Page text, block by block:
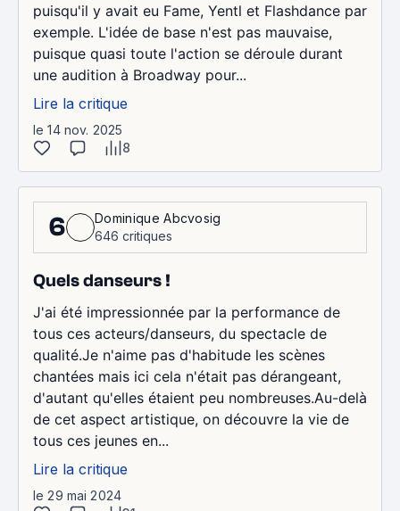
puisqu'il y avait eu Fame, Yentl et Flashdance par
exemple. L'idée de base n'est pas mauvaise,
puisque quasi toute l'action se déroule durant
une audition à Broadway pour...
Lire la critique
le 14 nov. 2025
8
6
Dominique Abcvosig
646 critiques
Quels danseurs !
J'ai été impressionnée par la performance de
tous ces acteurs/danseurs, du spectacle de
qualité.Je n'aime pas d'habitude les scènes
chantées mais ici cela n'était pas dérangeant,
d'autant qu'elles étaient peu nombreuses.Au-delà
de cet aspect artistique, on découvre la vie de
tous ces jeunes en...
Lire la critique
le 29 mai 2024